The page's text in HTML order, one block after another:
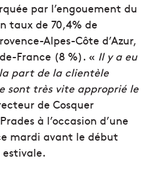
par l’engouement du
taux de 70,4% de
Alpes-Côte d’Azur,
France (8 %). « Il y a eu
part de la clientèle
sont très vite approprié le
de Cosquer
à l’occasion d’une
mardi avant le début
estivale.